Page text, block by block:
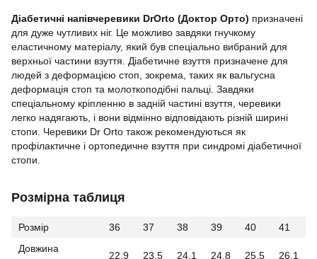
Діабетичні напівчеревики DrOrto (Доктор Орто) призначені
для дуже чутливих ніг. Це можливо завдяки гнучкому
еластичному матеріалу, який був спеціально вибраний для
верхньої частини взуття. Діабетичне взуття призначене для
людей з деформацією стоп, зокрема, таких як вальгусна
деформація стоп та молоткоподібні пальці. Завдяки
спеціальному кріпленню в задній частині взуття, черевики
легко надягають, і вони відмінно відповідають різній ширині
стопи. Черевики Dr Orto також рекомендуються як
профілактичне і ортопедичне взуття при синдромі діабетичної
стопи.
Розмірна таблиця
Розмір 36 37 38 39 40
41
Довжина
22,9 23,5 24,1 24,8 25,5 26,1